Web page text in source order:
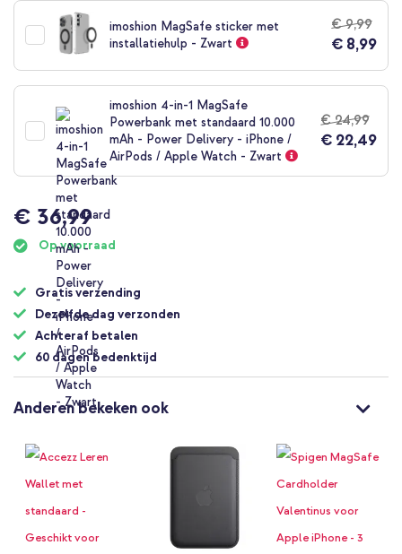
imoshion MagSafe sticker met
installatiehulp - Zwart
€ 9,99
€ 8,99
imoshion 4-in-1 MagSafe
Powerbank met standaard 10.000
mAh - Power Delivery - iPhone /
AirPods / Apple Watch - Zwart
€ 24,99
€ 22,49
€ 36,99
Op voorraad
Gratis verzending
Dezelfde dag verzonden
Achteraf betalen
60 dagen bedenktijd
Anderen bekeken ook